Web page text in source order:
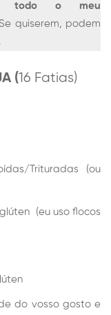
todo o meu
quiserem, podem
.
(16 Fatias)
Trituradas (ou
(eu uso flocos
do vosso gosto e